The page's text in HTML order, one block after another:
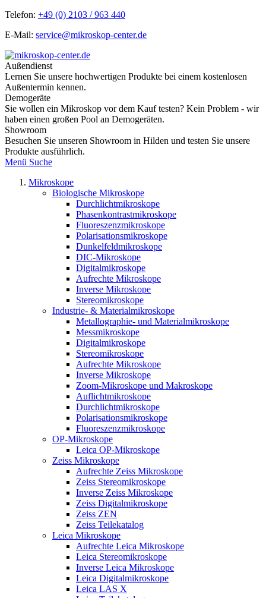
Telefon: +49 (0) 2103 / 963 440
E-Mail: service@mikroskop-center.de
Außendienst
Lernen Sie unsere hochwertigen Produkte bei einem kostenlosen
Außentermin kennen.
Demogeräte
Sie wollen ein Mikroskop vor dem Kauf testen? Kein Problem - wir
haben einen großen Pool an Demogeräten.
Showroom
Besuchen Sie unseren Showroom in Hilden und testen Sie unsere
Produkte ausführlich.
Menü Suche
Mikroskope
Biologische Mikroskope
Durchlichtmikroskope
Phasenkontrastmikroskope
Fluoreszenzmikroskope
Polarisationsmikroskope
Dunkelfeldmikroskope
DIC-Mikroskope
Digitalmikroskope
Aufrechte Mikroskope
Inverse Mikroskope
Stereomikroskope
Industrie- & Materialmikroskope
Metallographie- und Materialmikroskope
Messmikroskope
Digitalmikroskope
Stereomikroskope
Aufrechte Mikroskope
Inverse Mikroskope
Zoom-Mikroskope und Makroskope
Auflichtmikroskope
Durchlichtmikroskope
Polarisationsmikroskope
Fluoreszenzmikroskope
OP-Mikroskope
Leica OP-Mikroskope
Zeiss Mikroskope
Aufrechte Zeiss Mikroskope
Zeiss Stereomikroskope
Inverse Zeiss Mikroskope
Zeiss Digitalmikroskope
Zeiss ZEN
Zeiss Teilekatalog
Leica Mikroskope
Aufrechte Leica Mikroskope
Leica Stereomikroskope
Inverse Leica Mikroskope
Leica Digitalmikroskope
Leica LAS X